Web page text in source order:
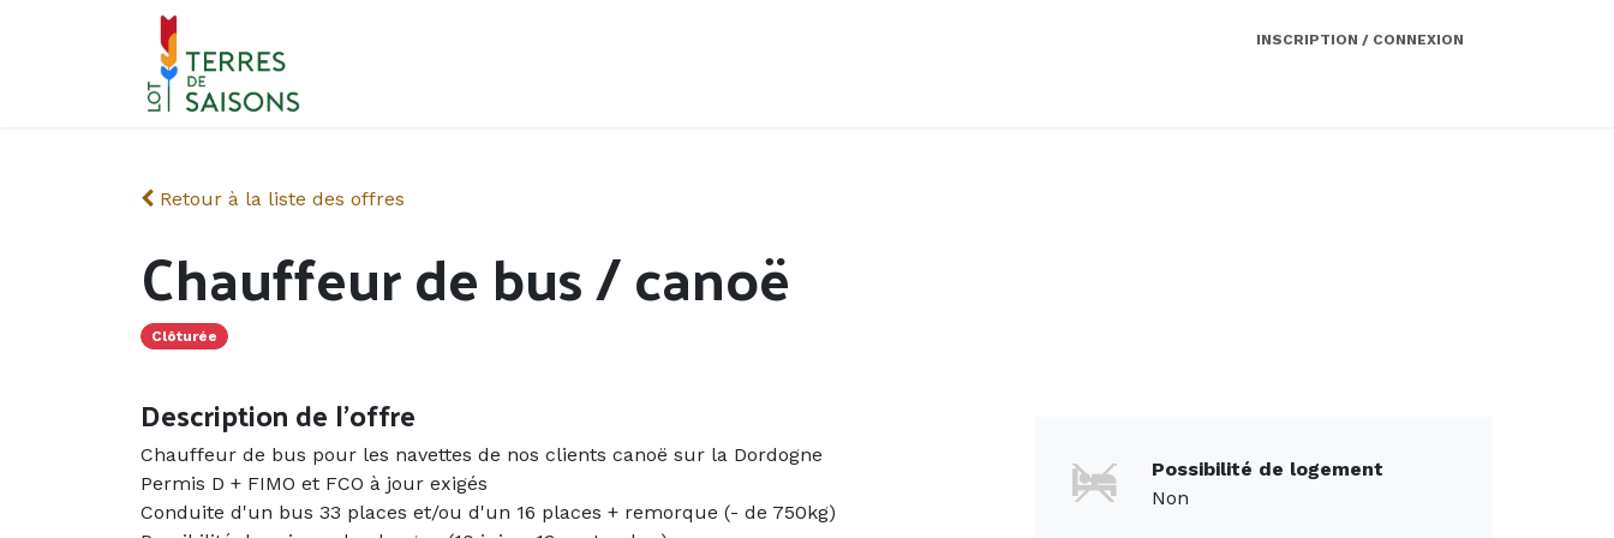
Se rendre au contenu
INSCRIPTION / CONNEXION
Retour à la liste des offres
Chauffeur de bus / canoë
Clôturée
Description de l'offre
Chauffeur de bus pour les navettes de nos clients canoë sur la Dordogne
Permis D + FIMO et FCO à jour exigés
Conduite d'un bus 33 places et/ou d'un 16 places + remorque (- de 750kg)
Possibilité de logement
Non